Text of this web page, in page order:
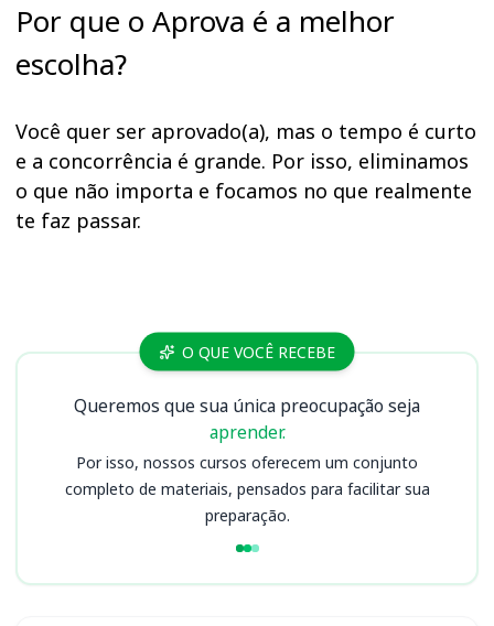
Por que o Aprova é a melhor
escolha?
Você quer ser aprovado(a), mas o tempo é curto
e a concorrência é grande. Por isso, eliminamos
o que não importa e focamos no que realmente
te faz passar.
Cursos O QUE VOCÊ RECEBE
Queremos que sua única preocupação seja
aprender.
Por isso, nossos cursos oferecem um conjunto
completo de materiais, pensados para facilitar sua
preparação.